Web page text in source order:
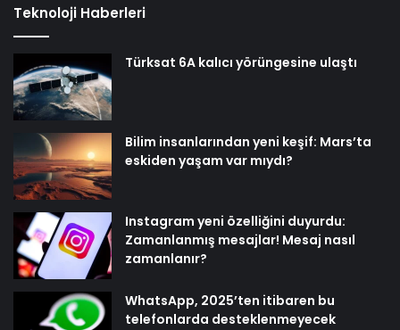
Teknoloji Haberleri
Türksat 6A kalıcı yörüngesine ulaştı
Bilim insanlarından yeni keşif: Mars’ta
eskiden yaşam var mıydı?
Instagram yeni özelliğini duyurdu:
Zamanlanmış mesajlar! Mesaj nasıl
zamanlanır?
WhatsApp, 2025’ten itibaren bu
telefonlarda desteklenmeyecek